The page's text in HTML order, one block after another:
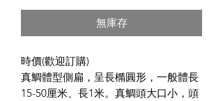
無庫存
時價(歡迎訂購)
真鯛體型側扁，呈長橢圓形，一般體長
15-50厘米、長1米。真鯛頭大口小，頭